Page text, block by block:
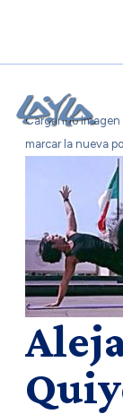
Cargando Imagen
marcar la nueva